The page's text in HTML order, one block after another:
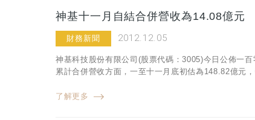
神基十一月自結合併營收為14.08億元
財務新聞 2012.12.05
神基科技股份有限公司(股票代碼：3005)今日公佈一
累計合併營收方面，一至十一月底初估為148.82億元
了解更多